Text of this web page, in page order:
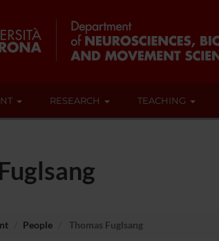
RESEARCH TEACHING
People Thomas Fuglsang